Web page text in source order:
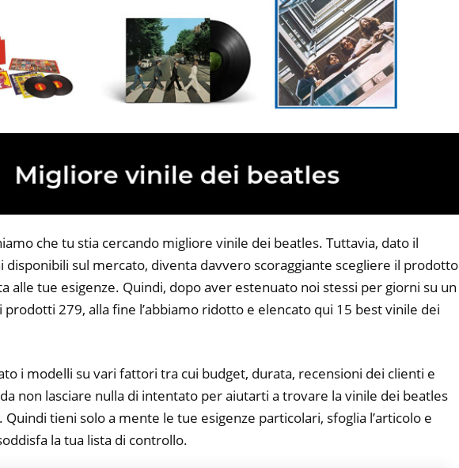
che tu stia cercando migliore vinile dei beatles. Tuttavia, dato il
disponibili sul mercato, diventa davvero scoraggiante scegliere il prodotto
alle tue esigenze. Quindi, dopo aver estenuato noi stessi per giorni su un
279, alla fine l’abbiamo ridotto e elencato qui 15 best vinile dei
i modelli su vari fattori tra cui budget, durata, recensioni dei clienti e
non lasciare nulla di intentato per aiutarti a trovare la vinile dei beatles
Quindi tieni solo a mente le tue esigenze particolari, sfoglia l’articolo e
la tua lista di controllo.